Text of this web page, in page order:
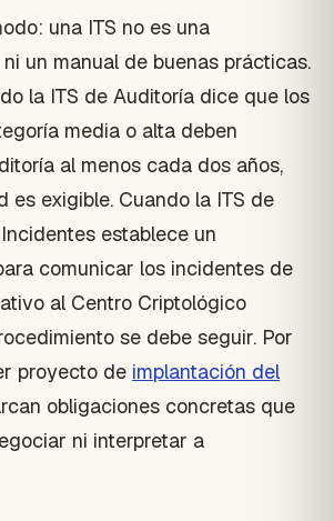
una ITS no es una
un manual de buenas prácticas.
la ITS de Auditoría dice que los
media o alta deben
al menos cada dos años,
es exigible. Cuando la ITS de
establece un
comunicar los incidentes de
al Centro Criptológico
se debe seguir. Por
proyecto de implantación del
obligaciones concretas que
ni interpretar a